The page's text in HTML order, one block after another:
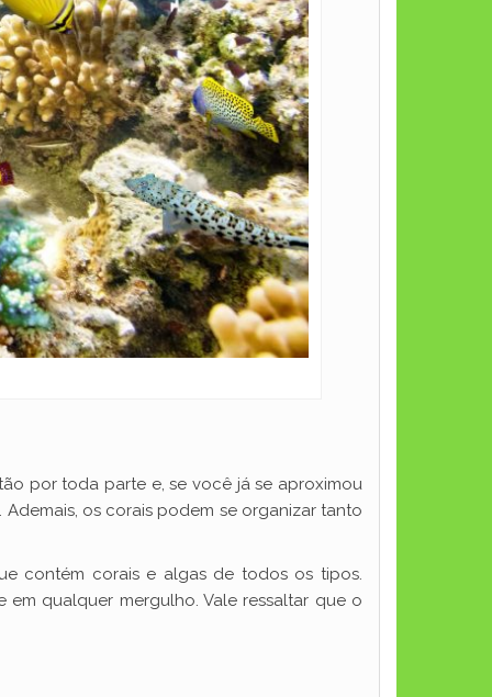
por toda parte e, se você já se aproximou
os corais podem se organizar tanto
contém corais e algas de todos os tipos.
qualquer mergulho. Vale ressaltar que o